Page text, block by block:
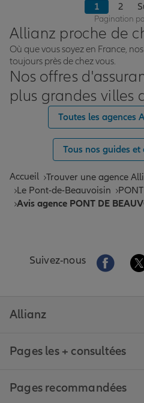
1 2
Pagination
Allianz proche de
Où que vous soyez en France,
toujours près de chez vous.
Nos offres
plus grandes villes
Toutes les agences
Tous nos guides
Accueil Trouver une agence
Le Pont-de-Beauvoisin
Avis agence PONT DE
Suivez-nous Aller sur
Allianz
Pages les + consultées
Pages recommandées